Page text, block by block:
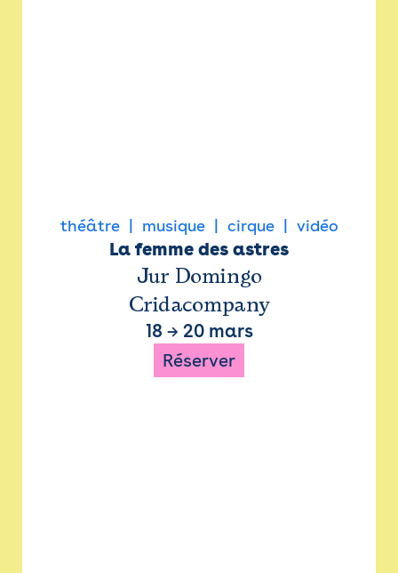
théâtre musique cirque vidéo
La femme des astres
Jur Domingo
Cridacompany
18 → 20 mars
Réserver